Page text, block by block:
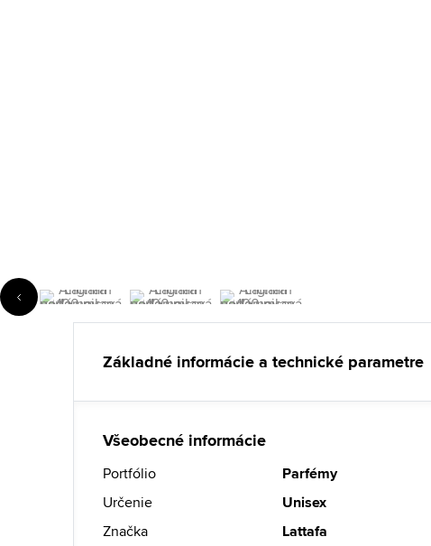
Základné informácie a technické parametre
Všeobecné informácie
Portfólio
Parfémy
Určenie
Unisex
Značka
Lattafa